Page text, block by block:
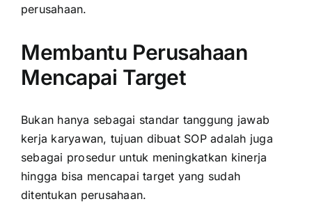
perusahaan.
Membantu Perusahaan
Mencapai Target
Bukan hanya sebagai standar tanggung jawab
kerja karyawan, tujuan dibuat SOP adalah juga
sebagai prosedur untuk meningkatkan kinerja
hingga bisa mencapai target yang sudah
ditentukan perusahaan.